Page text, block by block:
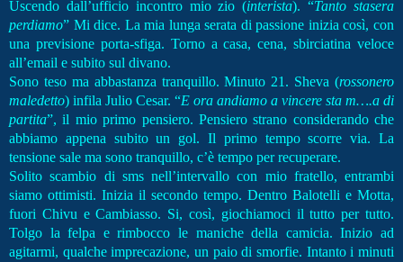
Uscendo dall’ufficio incontro mio zio (interista). “Tanto stasera
perdiamo” Mi dice. La mia lunga serata di passione inizia così, con
una previsione porta-sfiga. Torno a casa, cena, sbirciatina veloce
all’email e subito sul divano.
Sono teso ma abbastanza tranquillo. Minuto 21. Sheva (rossonero
maledetto) infila Julio Cesar. “E ora andiamo a vincere sta m….a di
partita”, il mio primo pensiero. Pensiero strano considerando che
abbiamo appena subito un gol. Il primo tempo scorre via. La
tensione sale ma sono tranquillo, c’è tempo per recuperare.
Solito scambio di sms nell’intervallo con mio fratello, entrambi
siamo ottimisti. Inizia il secondo tempo. Dentro Balotelli e Motta,
fuori Chivu e Cambiasso. Si, così, giochiamoci il tutto per tutto.
Tolgo la felpa e rimbocco le maniche della camicia. Inizio ad
agitarmi, qualche imprecazione, un paio di smorfie. Intanto i minuti